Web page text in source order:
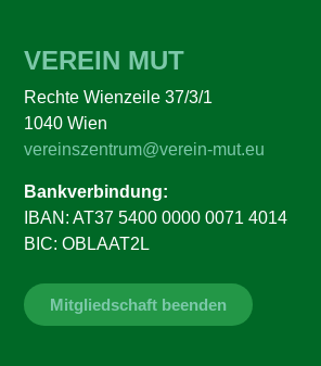
VEREIN MUT
Rechte Wienzeile 37/3/1
1040 Wien
vereinszentrum@verein-mut.eu
Bankverbindung:
IBAN: AT37 5400 0000 0071 4014
BIC: OBLAAT2L
Mitgliedschaft beenden